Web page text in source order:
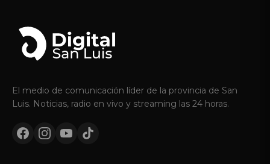
El medio de comunicación líder de la provincia de San
Luis. Noticias, radio en vivo y streaming las 24 horas.